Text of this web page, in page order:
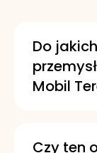
Do
Mobil
Czy ten